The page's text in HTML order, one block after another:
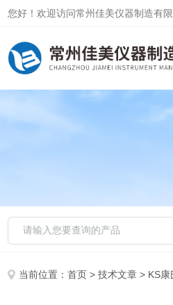
您好！欢迎访问常州佳美仪器制造有限
当前位置：首页 >技术文章 > KS康